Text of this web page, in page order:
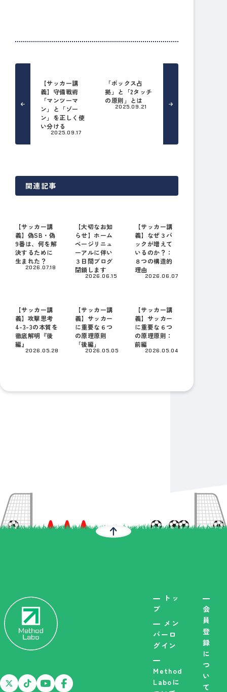
【サッカー講
義】守備戦術
「マンツーマ
ン」と「ゾー
ン」を正しく使
い分ける
2025.09.17
「ボックス占
拠」と「2タッチ
の原則」とは
2025.09.21
関連記事
【サッカー講
義】偽SB・偽
9番は、何を解
決するために
生まれた？
2026.07.18
【大切なお知
らせ】ホーム
ページリニュ
ーアルに伴い
３日間ブログ
閉鎖します
2026.06.15
【サッカー講
義】なぜ３バ
ックが増えて
いるのか？：
８つの構造的
理由
2026.06.07
【サッカー講
義】攻撃思考
4-3-3の本質を
徹底解明『後
編』
2026.05.28
【サッカー講
義】サッカー
に重要な６つ
の原理原則
「後編」
2026.05.05
【サッカー講
義】サッカー
に重要な６つ
の原理原則：
前編
2026.05.04
トッ
プ
メン
バーロ
グイン
Method
Laboに
会
員
登
録
に
つ
い
て